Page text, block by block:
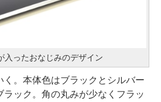
入ったおなじみのデザイン
。本体色はブラックとシルバー
ック。角の丸みが少なくフラッ